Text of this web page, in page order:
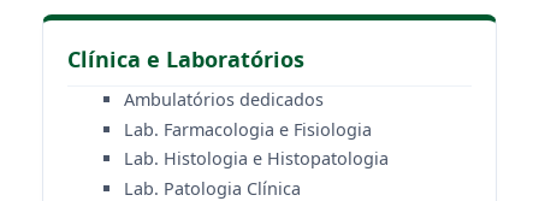
Clínica e Laboratórios
Ambulatórios dedicados
Lab. Farmacologia e Fisiologia
Lab. Histologia e Histopatologia
Lab. Patologia Clínica